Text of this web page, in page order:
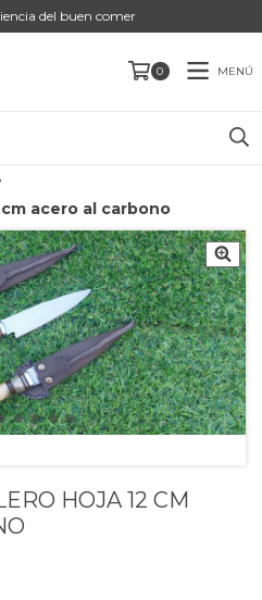
del buen comer
0 MENÚ
acero al carbono
HOJA 12 CM